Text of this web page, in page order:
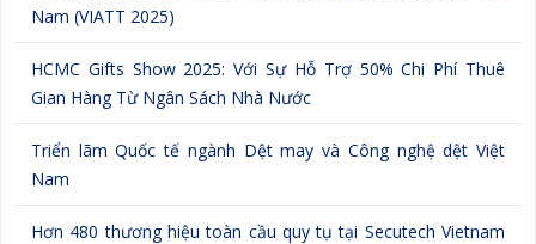
Nam (VIATT 2025)
HCMC Gifts Show 2025: Với Sự Hỗ Trợ 50% Chi Phí Thuê
Gian Hàng Từ Ngân Sách Nhà Nước
Triển lãm Quốc tế ngành Dệt may và Công nghệ dệt Việt
Nam
Hơn 480 thương hiệu toàn cầu quy tụ tại Secutech Vietnam